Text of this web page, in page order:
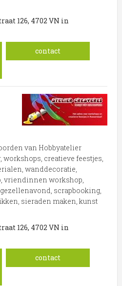
126, 4702 VN in
contact
van Hobbyatelier
workshops, creatieve feestjes,
wanddecoratie,
vriendinnen workshop,
scrapbooking,
sieraden maken, kunst
126, 4702 VN in
contact